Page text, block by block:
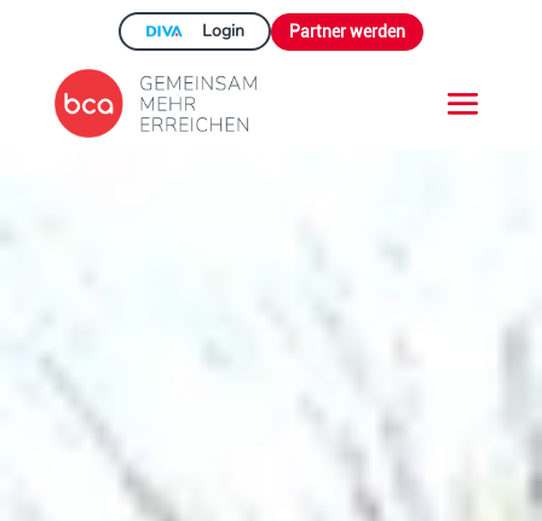
Login Partner werden